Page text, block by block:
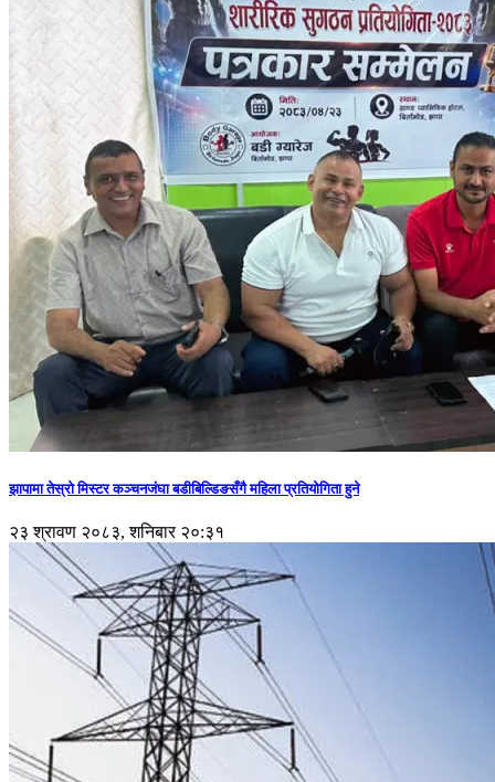
झापामा तेस्रो मिस्टर कञ्चनजंघा बडीबिल्डिङसँगै महिला प्रतियोगिता हुने
२३ श्रावण २०८३, शनिबार २०:३१